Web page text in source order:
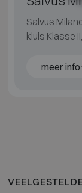
Salvus
kluis Klasse
brandrisico.
meer info